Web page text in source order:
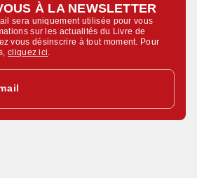
À LA NEWSLETTER
sera uniquement utilisée pour vous
sur les actualités du Livre de
vous désinscrire à tout moment. Pour
cliquez ici